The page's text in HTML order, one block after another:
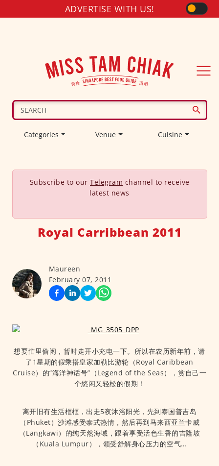
ADVERTISE WITH US!
Categories Venue Cuisine
Subscribe to our Telegram channel to receive
latest news
Royal Carribbean 2011
Maureen
February 07, 2011
想要忙里偷闲，暂时走开小充电一下。所以在农历新年前，请
了1星期的假乘搭皇家加勒比游轮（Royal Caribbean
Cruise）的“海洋神话号”（Legend of the Seas），赏自己一
个悠闲又轻松的假期！
离开旧有生活框框，出走5夜沐浴阳光，先到泰国普吉岛
（Phuket）沙滩感受泰式热情，然后再到马来西亚兰卡威
（Langkawi）的纯天然海域，跟着享受活色生香的吉隆坡
（Kuala Lumpur），领受舒解身心压力的空气…